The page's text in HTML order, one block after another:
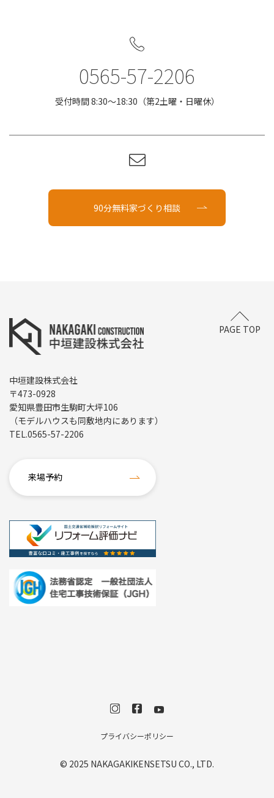
0565-57-2206
受付時間 8:30〜18:30（第2土曜・日曜休）
90分無料家づくり相談
PAGE TOP
中垣建設株式会社
〒473-0928
愛知県豊田市生駒町大坪106
（モデルハウスも同敷地内にあります）
TEL.0565-57-2206
来場予約
プライバシーポリシー
© 2025 NAKAGAKIKENSETSU CO., LTD.